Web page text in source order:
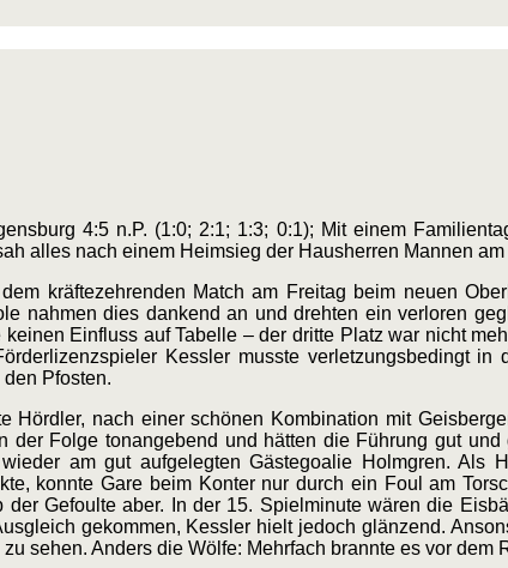
4:5 n.P. (1:0; 2:1; 1:3; 0:1); Mit einem
alles nach einem Heimsieg der Hausherren Mannen
kräftezehrenden Match am Freitag beim neuen
nahmen dies dankend an und drehten ein verloren
Einfluss auf Tabelle – der dritte Platz war nicht
Kessler musste verletzungsbedingt
Pfosten.
Hördler, nach einer schönen Kombination mit
der Folge tonangebend und hätten die Führung gut
am gut aufgelegten Gästegoalie Holmgren. Als
konnte Gare beim Konter nur durch ein Foul am
der Gefoulte aber. In der 15. Spielminute wären die
gekommen, Kessler hielt jedoch glänzend.
sehen. Anders die Wölfe: Mehrfach brannte es vor dem